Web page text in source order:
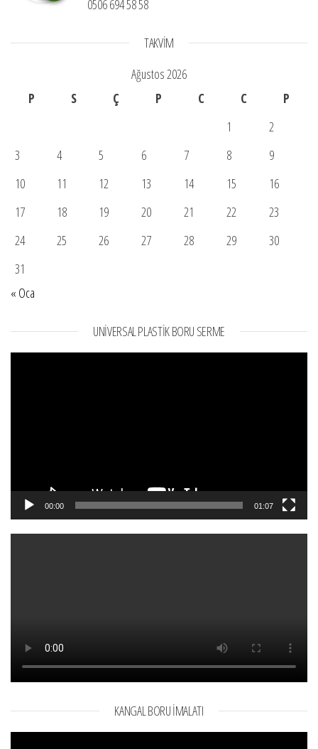
0506 694 58 58
TAKVIM
Ağustos 2026
P
S Ç P C C
P
1
2
3
4 5 6 7 8
9
10
11 12 13 14 15
16
17
18 19 20 21 22
23
24
25 26 27 28 29
30
31
« Oca
UNIVERSAL PLASTIK BORU SERME
00:00 01:07
KANGAL BORU İMALATI